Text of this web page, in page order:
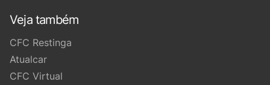
Veja também
CFC Restinga
Atualcar
CFC Virtual